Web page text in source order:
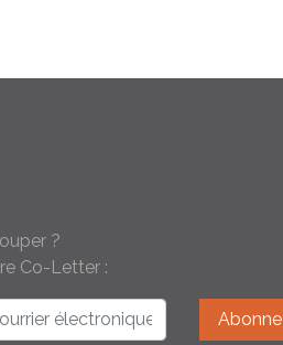
?
Co-Letter :